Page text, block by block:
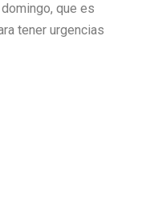
que es
tener urgencias